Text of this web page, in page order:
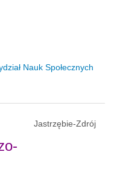
Nauk Społecznych
Jastrzębie-Zdrój